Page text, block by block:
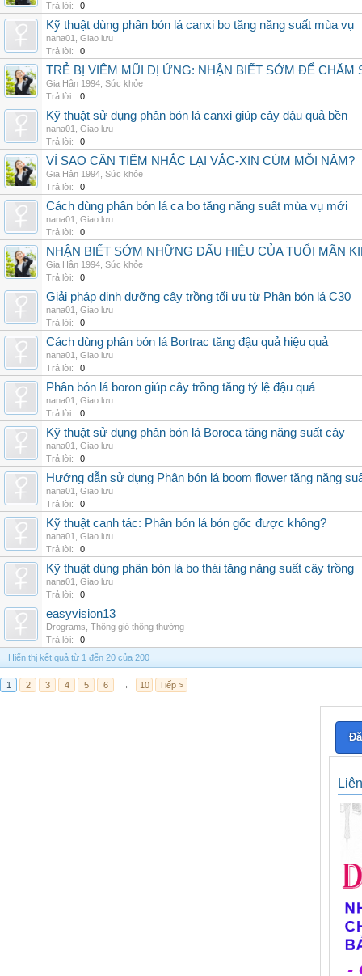
Trả lời:
0
Kỹ thuật dùng phân bón lá canxi bo tăng năng suất mùa vụ
nana01
Giao lưu
Trả lời:
0
TRẺ BỊ VIÊM MŨI DỊ ỨNG: NHẬN BIẾT SỚM ĐỂ CHĂM
Gia Hân 1994 Sức khỏe
Trả lời:
0
Kỹ thuật sử dụng phân bón lá canxi giúp cây đậu quả bền
nana01
Giao lưu
Trả lời:
0
VÌ SAO CẦN TIÊM NHẮC LẠI VẮC-XIN CÚM MỖI NĂM?
Gia Hân 1994 Sức khỏe
Trả lời:
0
Cách dùng phân bón lá ca bo tăng năng suất mùa vụ mới
nana01
Giao lưu
Trả lời:
0
NHẬN BIẾT SỚM NHỮNG DẤU HIỆU CỦA TUỔI MÃN
Gia Hân 1994 Sức khỏe
Trả lời:
0
Giải pháp dinh dưỡng cây trồng tối ưu từ Phân bón lá C30
nana01
Giao lưu
Trả lời:
0
Cách dùng phân bón lá Bortrac tăng đậu quả hiệu quả
nana01
Giao lưu
Trả lời:
0
Phân bón lá boron giúp cây trồng tăng tỷ lệ đậu quả
nana01
Giao lưu
Trả lời:
0
Kỹ thuật sử dụng phân bón lá Boroca tăng năng suất cây
nana01
Giao lưu
Trả lời:
0
Hướng dẫn sử dụng Phân bón lá boom flower tăng năng
nana01
Giao lưu
Trả lời:
0
Kỹ thuật canh tác: Phân bón lá bón gốc được không?
nana01
Giao lưu
Trả lời:
0
Kỹ thuật dùng phân bón lá bo thái tăng năng suất cây trồng
nana01
Giao lưu
Trả lời:
0
easyvision13
Drograms Thông gió thông thường
Trả lời:
0
Hiển thị kết quả từ 1 đến 20 của 200
1 2 3 4 5 6 → 10 Tiếp >